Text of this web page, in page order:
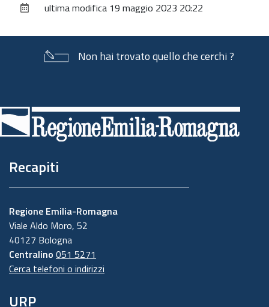
documentoultima modifica 19 maggio 2023 20:22
Non hai trovato quello che cerchi ?
di
pagina
Recapiti
Regione Emilia-Romagna
Viale Aldo Moro, 52
40127 Bologna
Centralino 051 5271
Cerca telefoni o indirizzi
URP